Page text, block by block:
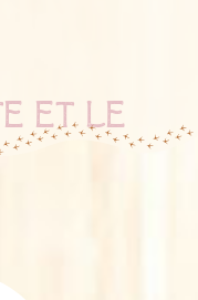
et le